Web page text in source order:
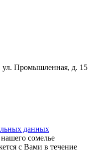
ул. Промышленная, д. 15
данных
сомелье
с Вами в течение